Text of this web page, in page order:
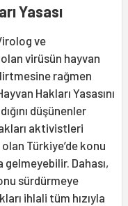
Yasası
ve
virüsün hayvan
rağmen
Hakları Yasasını
düşünenler
aktivistleri
Türkiye’de konu
Dahası,
sürdürmeye
ihlali tüm hızıyla